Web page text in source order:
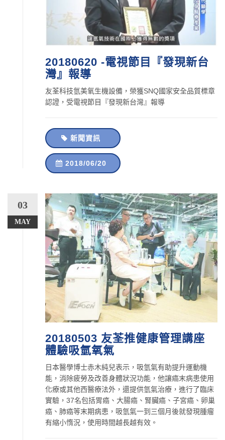
20180620 -電視節目『發現新台
灣』報導
友荃科技氫美氧生機設備，榮獲SNQ國家安全品質標章
認證，受電視節目『發現新台灣』報導
新聞資訊
2018/06/20
03
MAY
20180503 友荃推健康管理講座
體驗吸氫氧氣
日本醫學博士赤木純兒表示，吸氫氣有助提升運動機
能，消除疲勞及改善身體狀況功能，他讓癌末病患使用
化療或其他西醫療法外，還提供氫氣治療，進行了臨床
實驗，37名包括胃癌、大腸癌、腎臟癌、子宮癌、卵巢
癌、肺癌等末期病患，吸氫氣一到三個月後就發現腫瘤
有縮小惰況，使用時間越長越有效。